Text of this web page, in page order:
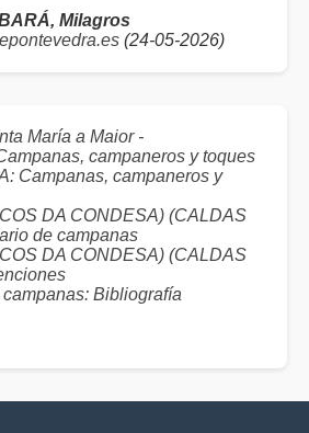
Milagros
(24-05-2026)
María a Maior -
campaneros y toques
Campanas, campaneros y
DA CONDESA) (CALDAS
de campanas
DA CONDESA) (CALDAS
Bibliografía